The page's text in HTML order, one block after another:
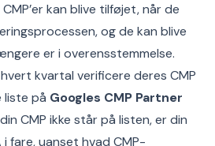
kan blive tilføjet, når de
og de kan blive
er i overensstemmelse.
kvartal verificere deres CMP
liste på Googles CMP Partner
CMP ikke står på listen, er din
i fare, uanset hvad CMP-